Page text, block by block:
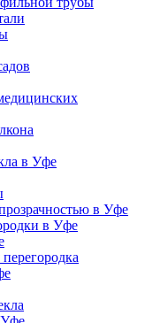
в Уфе
в Уфе
в Уфе